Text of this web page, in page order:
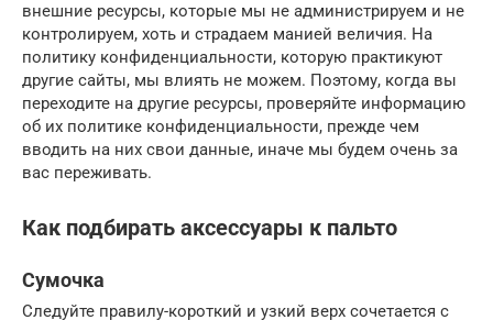
внешние ресурсы, которые мы не администрируем и не
контролируем, хоть и страдаем манией величия. На
политику конфиденциальности, которую практикуют
другие сайты, мы влиять не можем. Поэтому, когда вы
переходите на другие ресурсы, проверяйте информацию
об их политике конфиденциальности, прежде чем
вводить на них свои данные, иначе мы будем очень за
вас переживать.
Как подбирать аксессуары к пальто
Сумочка
Следуйте правилу-короткий и узкий верх сочетается с